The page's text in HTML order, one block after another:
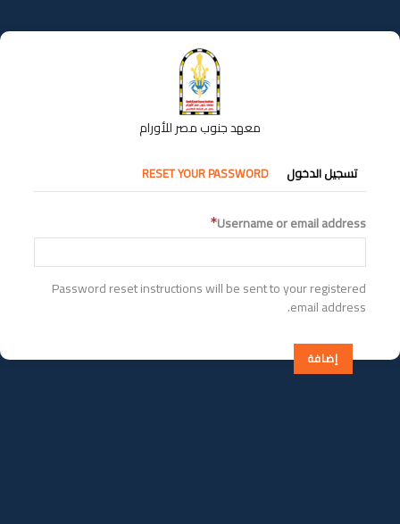
إلى
المحتوى
معهد جنوب مصر للأورام
التبويبات
الأساسية
تسجيل الدخول RESET YOUR PASSWORD
Username or email address
Password reset instructions will be sent to your registered
email address.